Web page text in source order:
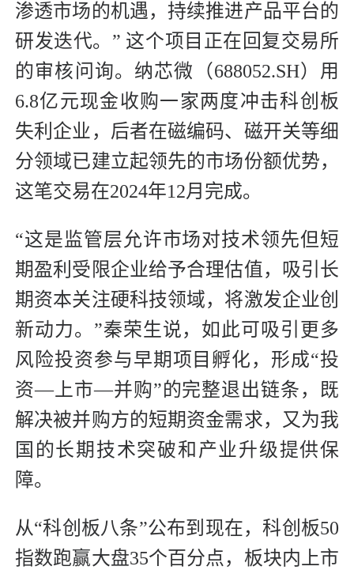
渗透市场的机遇，持续推进产品平台的
研发迭代。” 这个项目正在回复交易所
的审核问询。纳芯微（688052.SH）用
6.8亿元现金收购一家两度冲击科创板
失利企业，后者在磁编码、磁开关等细
分领域已建立起领先的市场份额优势，
这笔交易在2024年12月完成。
“这是监管层允许市场对技术领先但短
期盈利受限企业给予合理估值，吸引长
期资本关注硬科技领域，将激发企业创
新动力。”秦荣生说，如此可吸引更多
风险投资参与早期项目孵化，形成“投
资—上市—并购”的完整退出链条，既
解决被并购方的短期资金需求，又为我
国的长期技术突破和产业升级提供保
障。
从“科创板八条”公布到现在，科创板50
指数跑赢大盘35个百分点，板块内上市